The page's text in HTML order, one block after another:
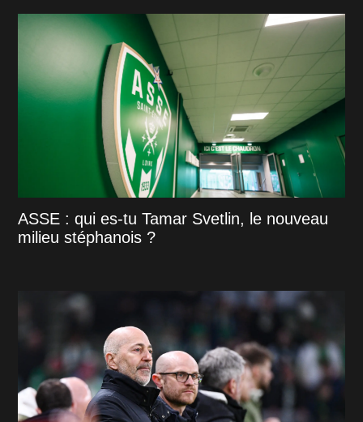
ASSE : qui es-tu Tamar Svetlin, le nouveau
milieu stéphanois ?